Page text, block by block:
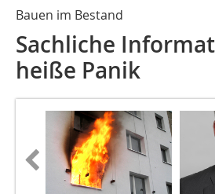
Bauen im Bestand
Sachliche
heiße Panik